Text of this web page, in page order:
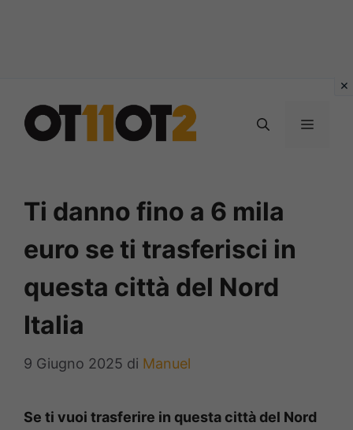
contenuto
MENU
Ti danno fino a 6 mila
euro se ti trasferisci in
questa città del Nord
Italia
9 Giugno 2025 di Manuel
Se ti vuoi trasferire in questa città del Nord